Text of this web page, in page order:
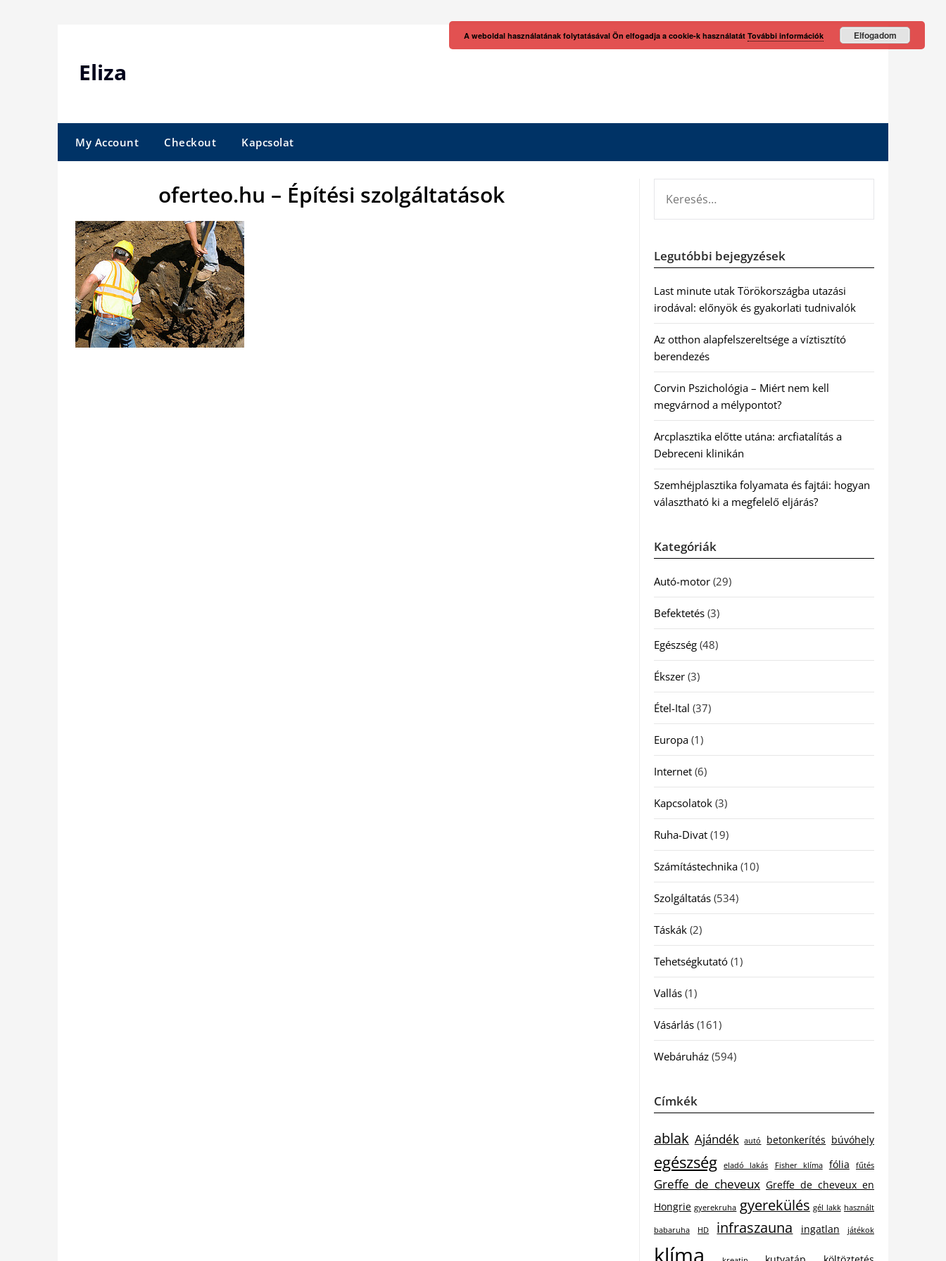
Eliza
My Account Checkout Kapcsolat
oferteo.hu – Építési szolgáltatások
Legutóbbi bejegyzések
Last minute utak Törökországba utazási
irodával: előnyök és gyakorlati tudnivalók
Az otthon alapfelszereltsége a víztisztító
berendezés
Corvin Pszichológia – Miért nem kell
megvárnod a mélypontot?
Arcplasztika előtte utána: arcfiatalítás a
Debreceni klinikán
Szemhéjplasztika folyamata és fajtái: hogyan
választható ki a megfelelő eljárás?
Kategóriák
Autó-motor(29)
Befektetés(3)
Egészség(48)
Ékszer(3)
Étel-Ital (37)
Europa(1)
Internet(6)
Kapcsolatok(3)
Ruha-Divat(19)
Számítástechnika(10)
Szolgáltatás(534)
Táskák(2)
Tehetségkutató(1)
Vallás(1)
Vásárlás(161)
Webáruház(594)
Címkék
ablak Ajándék autó betonkerítés búvóhely
egészség eladó lakás Fisher klíma fólia fűtés
Greffe de cheveux Greffe de cheveux en
Hongrie gyerekruha gyerekülés gél lakk használt
babaruha HD infraszauna ingatlan játékok
klíma
A weboldal használatának folytatásával Ön elfogadja a cookie-k használatát További információk Elfogadom